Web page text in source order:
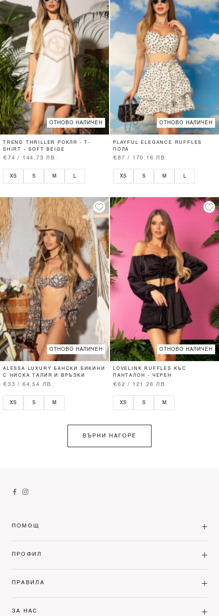
ОТНОВО НАЛИЧЕН
TREND THRILLER РОКЛЯ - T-
SHIRT - SOFT BEIGE
€74 / 144.73 ЛВ.
XS S M L
ОТНОВО НАЛИЧЕН
PLAYFUL ELEGANCE RUFFLES
ПОЛА
€87 / 170.16 ЛВ.
XS S M L
ОТНОВО НАЛИЧЕН
ALESSA LUXURY БАНСКИ БИКИНИ
С НИСКА ТАЛИЯ И ВРЪЗКИ
€33 / 64.54 ЛВ.
XS S M
ОТНОВО НАЛИЧЕН
LOVELINK RUFFLES КЪС
ПАНТАЛОН - ЧЕРЕН
€62 / 121.26 ЛВ.
XS S M
ВЪРНИ НАГОРЕ
ПОМОЩ
ПРОФИЛ
ПРАВИЛА
ЗА НАС